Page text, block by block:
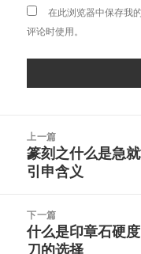
在此浏览器中保存我
评论时使用。
上一篇
上
篇
章：
篆刻之什么是急
引申含义
下一篇
下
篇
什么是印章石硬
刀的选择